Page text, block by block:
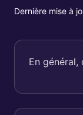
Dernière mise à
En